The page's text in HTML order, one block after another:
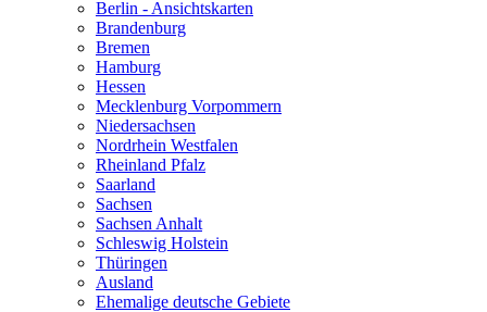
Berlin - Ansichtskarten
Brandenburg
Bremen
Hamburg
Hessen
Mecklenburg Vorpommern
Niedersachsen
Nordrhein Westfalen
Rheinland Pfalz
Saarland
Sachsen
Sachsen Anhalt
Schleswig Holstein
Thüringen
Ausland
Ehemalige deutsche Gebiete